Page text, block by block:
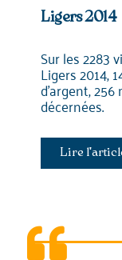
Ligers 2014
Sur les 2283
Ligers 2014,
d’argent,
décernées.
Lire